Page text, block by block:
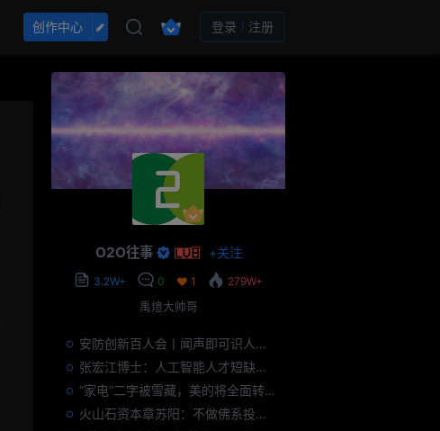
创作中心 登录 注册
O2O往事 +关注
3.2W+ 0 1
279W+
禹煊大帅哥
安防创新百人会丨闻声即可识人，虚拟诈骗的克星——声纹识别
张宏江博士：人工智能人才短缺是世界性问题
“家电”二字被雪藏，美的将全面转型智能制造？
火山石资本章苏阳：不做佛系投资人，为企业价值战斗到底